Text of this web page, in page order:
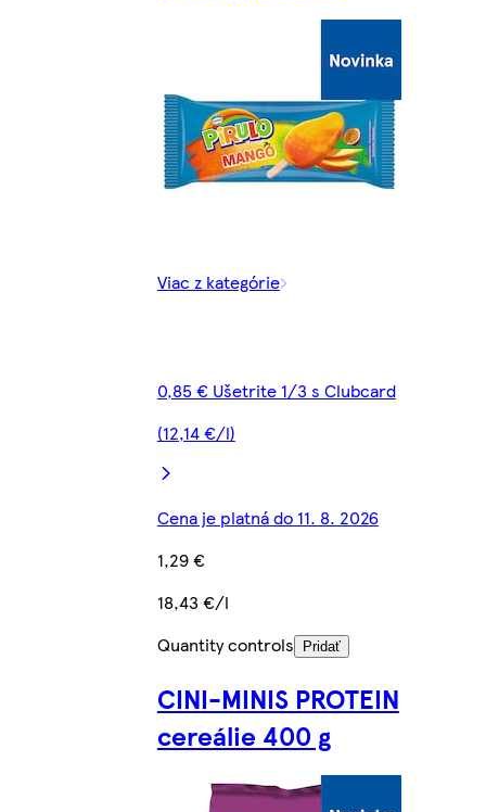
Viac z kategórie
0,85 € Ušetrite 1/3 s Clubcard
(12,14 €/l)
Cena je platná do 11. 8. 2026
1,29 €
18,43 €/l
Quantity controls
Pridať
CINI-MINIS PROTEIN
cereálie 400 g